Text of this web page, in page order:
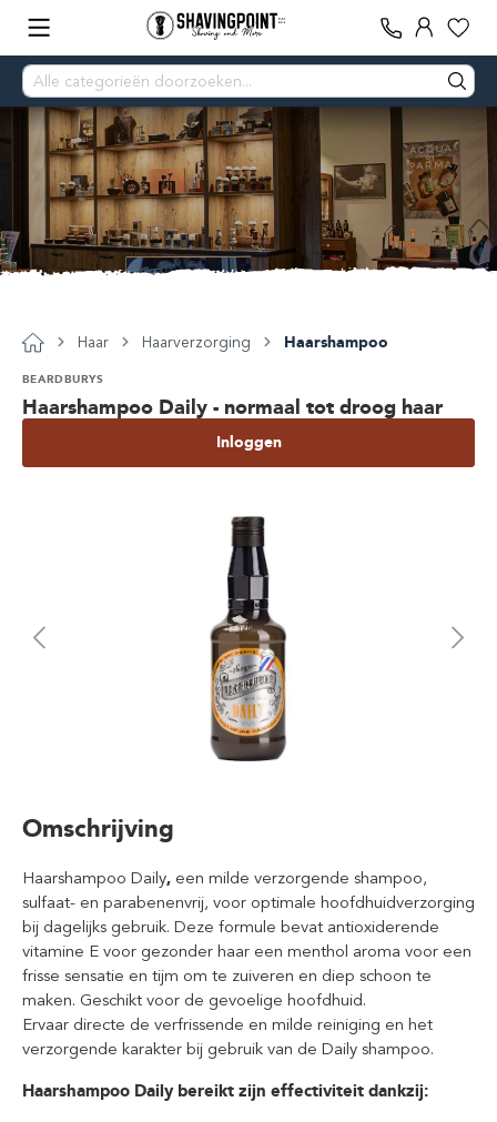
Haar Haarverzorging Haarshampoo
Haarshampoo Daily - normaal tot droog haar
BEARDBURYS
Inloggen
Omschrijving
Haarshampoo Daily, een milde verzorgende shampoo,
sulfaat- en parabenenvrij, voor optimale hoofdhuidverzorging
bij dagelijks gebruik. Deze formule bevat antioxiderende
vitamine E voor gezonder haar een menthol aroma voor een
frisse sensatie en tijm om te zuiveren en diep schoon te
maken. Geschikt voor de gevoelige hoofdhuid.
Ervaar directe de verfrissende en milde reiniging en het
verzorgende karakter bij gebruik van de Daily shampoo.
Haarshampoo Daily bereikt zijn effectiviteit dankzij: